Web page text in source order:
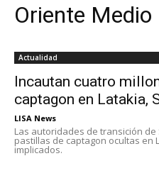
Oriente Medio
Actualidad
Incautan cuatro
captagon en Latakia,
LISA News
Las autoridades de transición
pastillas de captagon ocultas en
implicados.